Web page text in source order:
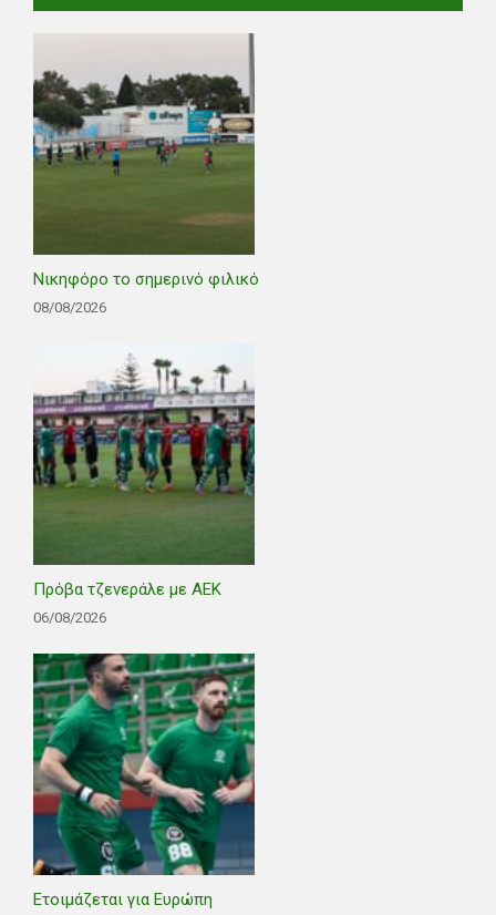
Νικηφόρο το σημερινό φιλικό
08/08/2026
Πρόβα τζενεράλε με ΑΕΚ
06/08/2026
Ετοιμάζεται για Ευρώπη